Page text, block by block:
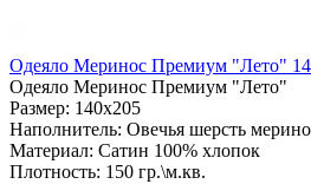
Одеяло Меринос Премиум "Лето"
Одеяло Меринос Премиум "Лето"
Размер: 140х205
Наполнитель: Овечья шерсть
Материал: Сатин 100% хлопок
Плотность: 150 гр.\м.кв.